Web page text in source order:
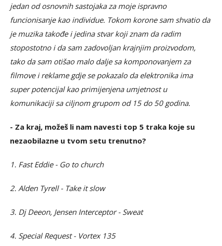
jedan od osnovnih sastojaka za moje ispravno
funcionisanje kao individue. Tokom korone sam shvatio da
je muzika takođe i jedina stvar koji znam da radim
stopostotno i da sam zadovoljan krajnjim proizvodom,
tako da sam otišao malo dalje sa komponovanjem za
filmove i reklame gdje se pokazalo da elektronika ima
super potencijal kao primijenjena umjetnost u
komunikaciji sa ciljnom grupom od 15 do 50 godina.
- Za kraj, možeš li nam navesti top 5 traka koje su
nezaobilazne u tvom setu trenutno?
1. Fast Eddie - Go to church
2. Alden Tyrell - Take it slow
3. Dj Deeon, Jensen Interceptor - Sweat
4. Special Request - Vortex 135